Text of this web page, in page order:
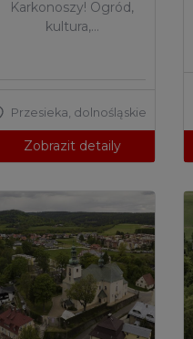
Karkonoszy! Ogród,
kultura,…
Przesieka, dolnośląskie
Zobrazit detaily